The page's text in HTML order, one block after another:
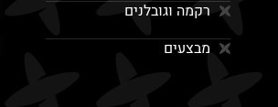
רקמה וגובלנים
מבצעים